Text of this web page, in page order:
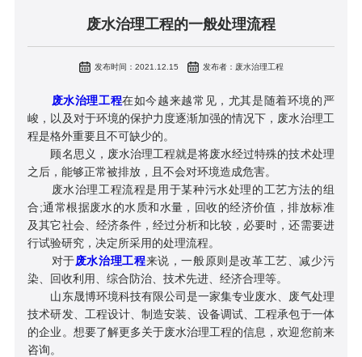
废水治理工程的一般处理流程
发布时间：2021.12.15 发布者：废水治理工程
废水治理工程在如今越来越常见，尤其是随着环境的严
峻，以及对于环境的保护力度逐渐加强的情况下，废水治理工
程是格外重要且不可缺少的。
顾名思义，废水治理工程就是将废水经过特殊的技术处理
之后，能够正常被排放，且不会对环境造成危害。
废水治理工程流程是用于某种污水处理的工艺方法的组
合;通常根据废水的水质和水量，回收的经济价值，排放标准
及其它社会、经济条件，经过分析和比较，必要时，还需要进
行试验研究，决定所采用的处理流程。
对于废水治理工程来说，一般原则是改革工艺、减少污
染、回收利用、综合防治、技术先进、经济合理等。
山东晟博环境科技有限公司是一家集专业废水、废气处理
技术研发、工程设计、制造安装、设备调试、工程承包于一体
的企业。想要了解更多关于废水治理工程的信息，欢迎您前来
咨询。